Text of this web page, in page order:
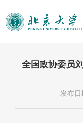
全国政协委员
发布